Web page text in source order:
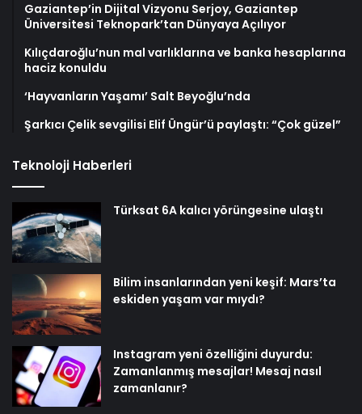
Gaziantep’in Dijital Vizyonu Serjoy, Gaziantep
Üniversitesi Teknopark’tan Dünyaya Açılıyor
Kılıçdaroğlu’nun mal varlıklarına ve banka hesaplarına
haciz konuldu
‘Hayvanların Yaşamı’ Salt Beyoğlu’nda
Şarkıcı Çelik sevgilisi Elif Üngür’ü paylaştı: “Çok güzel”
Teknoloji Haberleri
Türksat 6A kalıcı yörüngesine ulaştı
Bilim insanlarından yeni keşif: Mars’ta
eskiden yaşam var mıydı?
Instagram yeni özelliğini duyurdu:
Zamanlanmış mesajlar! Mesaj nasıl
zamanlanır?